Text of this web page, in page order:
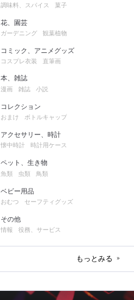
調味料、スパイス 菓子
花、園芸
ガーデニング 観葉植物
コミック、アニメグッズ
コスプレ衣装 直筆画
本、雑誌
漫画 雑誌 小説
コレクション
おまけ ボトルキャップ
アクセサリー、時計
懐中時計 時計用ケース
ペット、生き物
魚類 虫類 鳥類
ベビー用品
おむつ セーフティグッズ
その他
情報 役務、サービス
もっとみる